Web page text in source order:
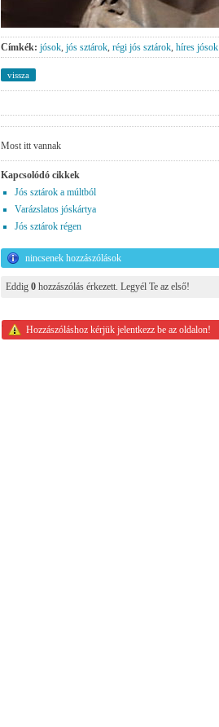
Címkék: jósok, jós sztárok, régi jós sztárok, híres jósok
vissza
Most itt vannak
Kapcsolódó cikkek
Jós sztárok a múltból
Varázslatos jóskártya
Jós sztárok régen
nincsenek hozzászólások
Eddig 0hozzászólás érkezett. Legyél Te az első!
Hozzászóláshoz kérjük jelentkezz be az oldalon!